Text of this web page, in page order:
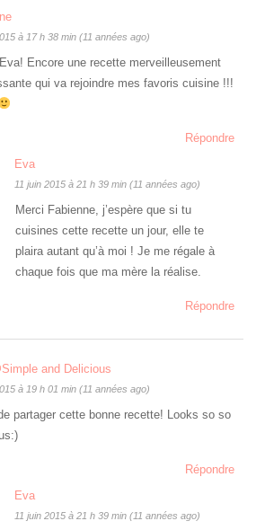
à 17 h 38 min (11 années ago)
Encore une recette merveilleusement
qui va rejoindre mes favoris cuisine !!!
Répondre
Eva
11 juin 2015 à 21 h 39 min (11 années ago)
Merci Fabienne, j’espère que si tu
cuisines cette recette un jour, elle te
plaira autant qu’à moi ! Je me régale à
chaque fois que ma mère la réalise.
Répondre
and Delicious
à 19 h 01 min (11 années ago)
partager cette bonne recette! Looks so so
Répondre
Eva
11 juin 2015 à 21 h 39 min (11 années ago)